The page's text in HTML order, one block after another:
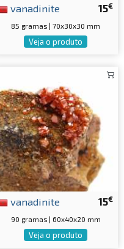
15€
vanadinite
85 gramas | 70x30x30 mm
Veja o produto
15€
vanadinite
90 gramas | 60x40x20 mm
Veja o produto